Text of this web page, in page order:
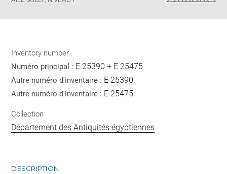
Inventory number
Numéro principal : E 25390 + E 25475
Autre numéro d'inventaire : E 25390
Autre numéro d'inventaire : E 25475
Collection
Département des Antiquités égyptiennes
DESCRIPTION